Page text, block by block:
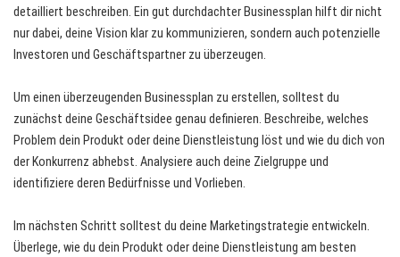
detailliert beschreiben. Ein gut durchdachter Businessplan hilft dir nicht
nur dabei, deine Vision klar zu kommunizieren, sondern auch potenzielle
Investoren und Geschäftspartner zu überzeugen.
Um einen überzeugenden Businessplan zu erstellen, solltest du
zunächst deine Geschäftsidee genau definieren. Beschreibe, welches
Problem dein Produkt oder deine Dienstleistung löst und wie du dich von
der Konkurrenz abhebst. Analysiere auch deine Zielgruppe und
identifiziere deren Bedürfnisse und Vorlieben.
Im nächsten Schritt solltest du deine Marketingstrategie entwickeln.
Überlege, wie du dein Produkt oder deine Dienstleistung am besten